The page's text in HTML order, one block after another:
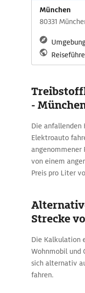
München
80331
-
Die anfallenden
Elektroauto
angenommener
von einem
Preis pro Liter
Strecke
Die Kalkulation
Wohnmobil und
sich alternativ
fahren.